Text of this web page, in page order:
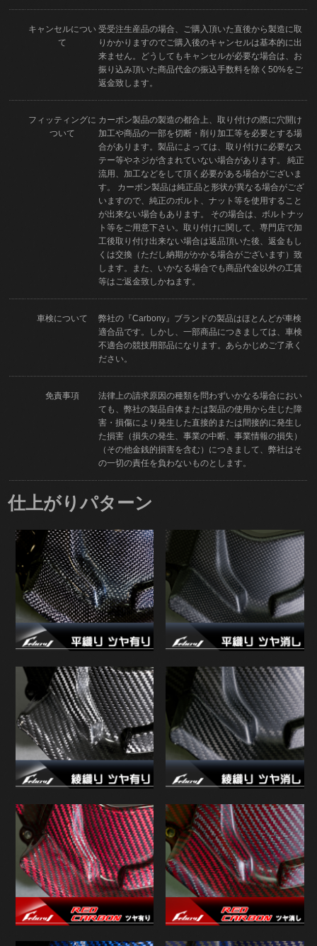
キャンセルについ
て
受受注生産品の場合、ご購入頂いた直後から製造に取
りかかりますのでご購入後のキャンセルは基本的に出
来ません。どうしてもキャンセルが必要な場合は、お
振り込み頂いた商品代金の振込手数料を除く50%をご
返金致します。
フィッティングに
ついて
カーボン製品の製造の都合上、取り付けの際に穴開け
加工や商品の一部を切断・削り加工等を必要とする場
合があります。製品によっては、取り付けに必要なス
テー等やネジが含まれていない場合があります。 純正
流用、加工などをして頂く必要がある場合がございま
す。 カーボン製品は純正品と形状が異なる場合がござ
いますので、純正のボルト、ナット等を使用すること
が出来ない場合もあります。 その場合は、ボルトナッ
ト等をご用意下さい。取り付けに関して、専門店で加
工後取り付け出来ない場合は返品頂いた後、返金もし
くは交換（ただし納期がかかる場合がございます）致
します。また、いかなる場合でも商品代金以外の工賃
等はご返金致しかねます。
車検について
弊社の『Carbony』ブランドの製品はほとんどが車検
適合品です。しかし、一部商品につきましては、車検
不適合の競技用部品になります。あらかじめご了承く
ださい。
免責事項
法律上の請求原因の種類を問わずいかなる場合におい
ても、弊社の製品自体または製品の使用から生じた障
害・損傷により発生した直接的または間接的に発生し
た損害（損失の発生、事業の中断、事業情報の損失）
（その他金銭的損害を含む）につきまして、弊社はそ
の一切の責任を負わないものとします。
仕上がりパターン